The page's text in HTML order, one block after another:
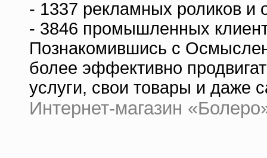
- 1337 рекламных роликов и
- 3846 промышленных
Познакомившись с
более эффективно
услуги, свои товары и даже
Интернет-магазин